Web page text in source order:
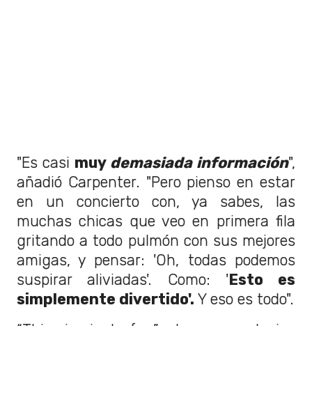
"Es casi muy demasiada información",
añadió Carpenter. "Pero pienso en estar
en un concierto con, ya sabes, las
muchas chicas que veo en primera fila
gritando a todo pulmón con sus mejores
amigas, y pensar: 'Oh, todas podemos
suspirar aliviadas'. Como: 'Esto es
simplemente divertido'. Y eso es todo".
“This is just fun”: In an exclusive